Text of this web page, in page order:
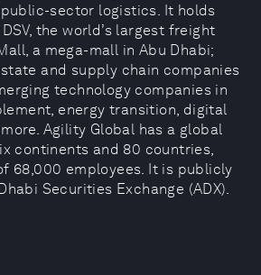
sector logistics. It holds
the world’s largest freight
a mega-mall in Abu Dhabi;
and supply chain companies
technology companies in
energy transition, digital
Agility Global has a global
continents and 80 countries,
68,000 employees. It is publicly
Securities Exchange (ADX).